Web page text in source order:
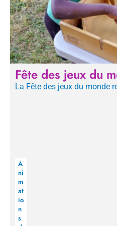
Fête des jeux du
La Fête des jeux du monde
A
ni
m
at
io
n
s